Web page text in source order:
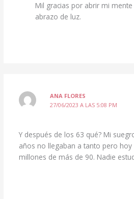
Mil gracias por abrir mi
abrazo de luz.
ANA FLORES
27/06/2023 A LAS 5:08 PM
Y después de los 63 qué? Mi
años no llegaban a tanto pero
millones de más de 90. Nadie